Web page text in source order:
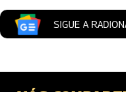
SIGUE A